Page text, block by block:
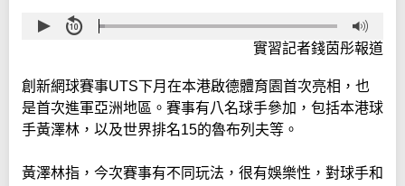
實習記者錢茵彤報道
創新網球賽事UTS下月在本港啟德體育園首次亮相，也
是首次進軍亞洲地區。賽事有八名球手參加，包括本港球
手黃澤林，以及世界排名15的魯布列夫等。
黃澤林指，今次賽事有不同玩法，很有娛樂性，對球手和